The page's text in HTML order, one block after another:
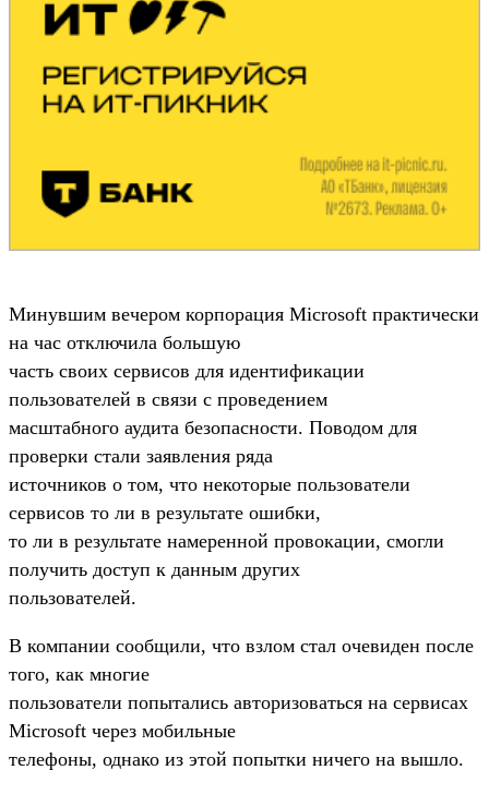
Минувшим вечером корпорация Microsoft практически
на час отключила большую
часть своих сервиcов для идентификации
пользователей в связи с проведением
масштабного аудита безопасности. Поводом для
проверки стали заявления ряда
источников о том, что некоторые пользователи
сервисов то ли в результате ошибки,
то ли в результате намеренной провокации, смогли
получить доступ к данным других
пользователей.
В компании сообщили, что взлом стал очевиден после
того, как многие
пользователи попытались авторизоваться на сервисах
Microsoft через мобильные
телефоны, однако из этой попытки ничего на вышло.